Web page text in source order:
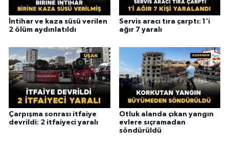
İntihar ve kaza süsü verilen
2 ölüm aydınlatıldı
Servis aracı tıra çarptı: 1'i
ağır 7 yaralı
Çarpışma sonrası itfaiye
devrildi: 2 itfaiyeci yaralı
Otluk alanda çıkan yangın
evlere sıçramadan
söndürüldü